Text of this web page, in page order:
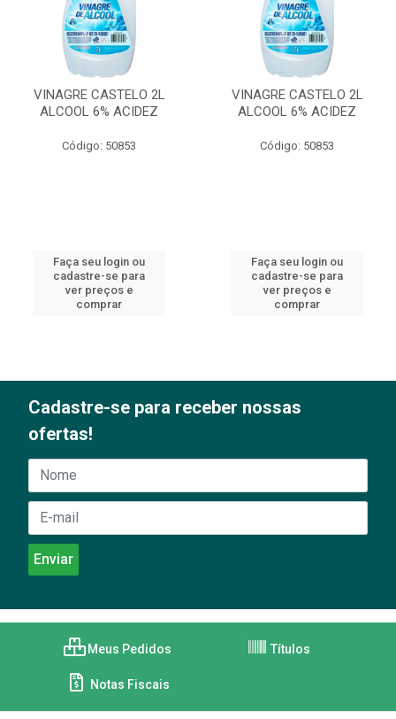
VINAGRE CASTELO 2L
ALCOOL 6% ACIDEZ
Código: 50853
Faça seu login ou
cadastre-se para
ver preços e
comprar
VINAGRE CASTELO 2L
ALCOOL 6% ACIDEZ
Código: 50853
Faça seu login ou
cadastre-se para
ver preços e
comprar
Cadastre-se para receber nossas
ofertas!
Meus Pedidos Títulos
Notas Fiscais